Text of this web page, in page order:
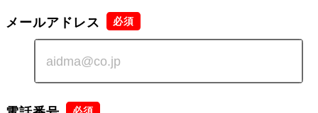
メールアドレス